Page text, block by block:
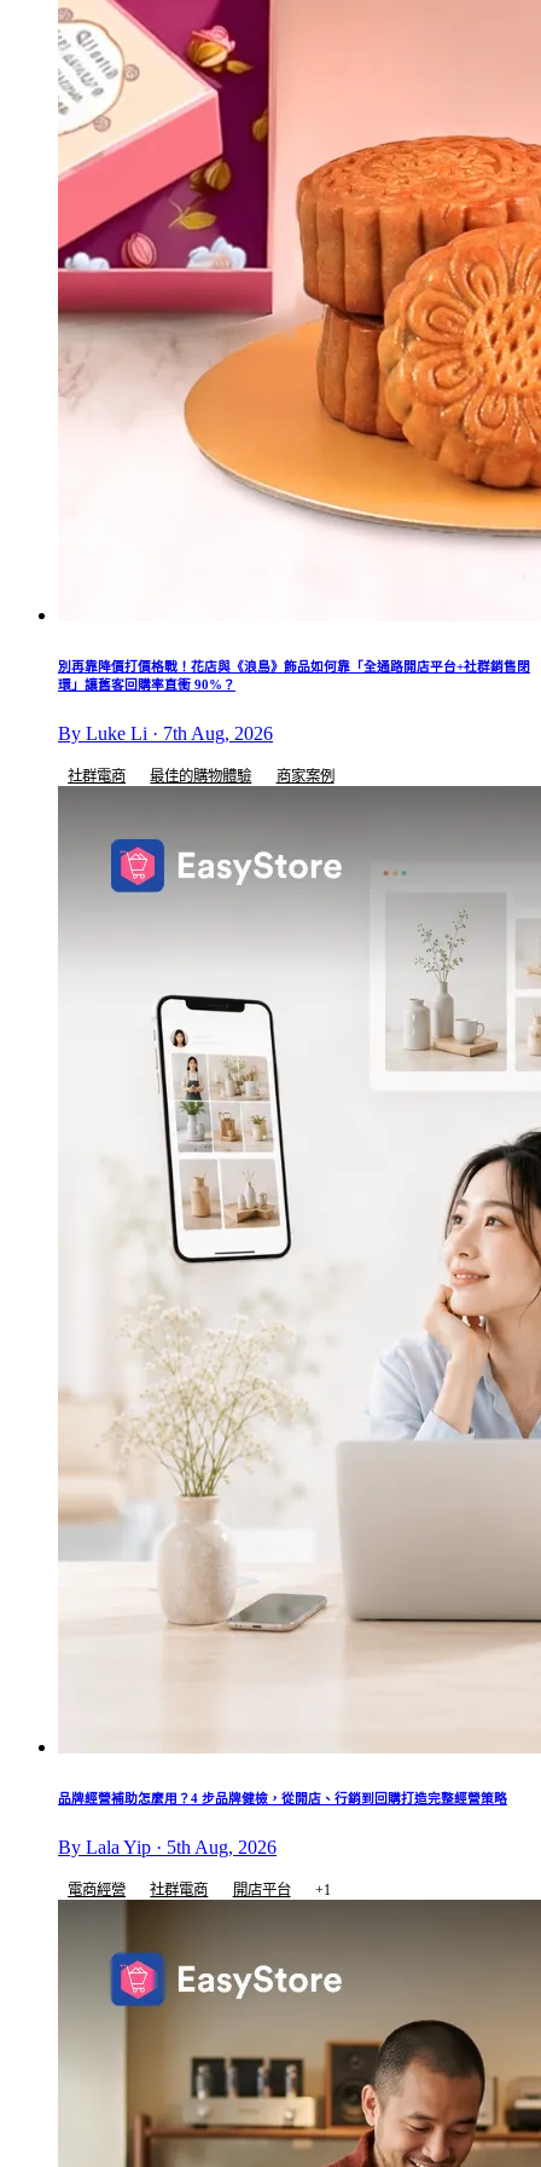
別再靠降價打價格戰！花店與《浪島》飾品如何靠「全通路開店平台+社群銷售閉
環」讓舊客回購率直衝 90%？
By Luke Li · 7th Aug, 2026
社群電商 最佳的購物體驗 商家案例
品牌經營補助怎麼用？4 步品牌健檢，從開店、行銷到回購打造完整經營策略
By Lala Yip · 5th Aug, 2026
電商經營 社群電商 開店平台 +1